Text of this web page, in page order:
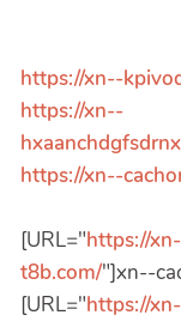
https://xn--
https://xn--
https://xn--
[URL="https://
t8b.com/"]xn--
[URL="https://